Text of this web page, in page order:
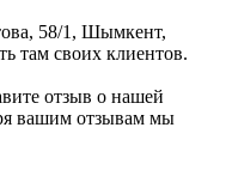
58/1, Шымкент,
там своих клиентов.
отзыв о нашей
вашим отзывам мы